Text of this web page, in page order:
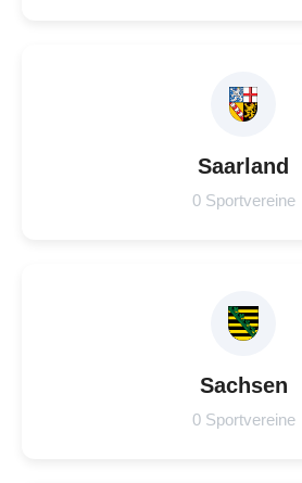
Saarland
0 Sportvereine
Sachsen
0 Sportvereine